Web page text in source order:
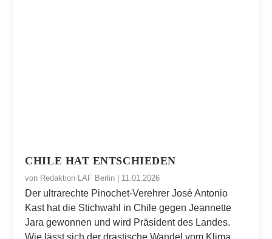
CHILE HAT ENTSCHIEDEN
von Redaktion LAF Berlin 11.01.2026
Der ultrarechte Pinochet-Verehrer José Antonio
Kast hat die Stichwahl in Chile gegen Jeannette
Jara gewonnen und wird Präsident des Landes.